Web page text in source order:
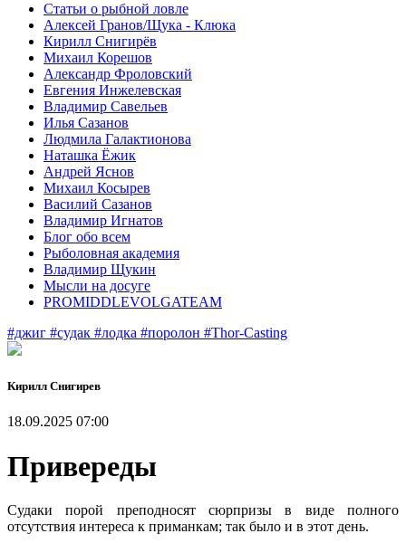
Статьи о рыбной ловле
Алексей Гранов/Щука - Клюка
Кирилл Снигирёв
Михаил Корешов
Александр Фроловский
Евгения Инжелевская
Владимир Савельев
Илья Сазанов
Людмила Галактионова
Наташка Ёжик
Андрей Яснов
Михаил Косырев
Василий Сазанов
Владимир Игнатов
Блог обо всем
Рыболовная академия
Владимир Щукин
Мысли на досуге
PROMIDDLEVOLGATEAM
#джиг #судак #лодка #поролон #Thor-Casting
Кирилл Снигирев
18.09.2025 07:00
Привереды
Судаки порой преподносят сюрпризы в виде полного
отсутствия интереса к приманкам; так было и в этот день.